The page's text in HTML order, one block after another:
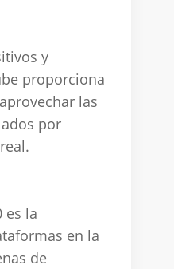
y
proporciona
las
por
es la
en la
de